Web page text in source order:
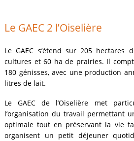
Le GAEC 2 l’Oiselière
Le GAEC s’étend sur 205 hectares
cultures et 60 ha de prairies. Il
180 génisses, avec une production
litres de lait.
Le GAEC de l’Oiselière met
l’organisation du travail permettant
optimale tout en préservant la vie
organisent un petit déjeuner